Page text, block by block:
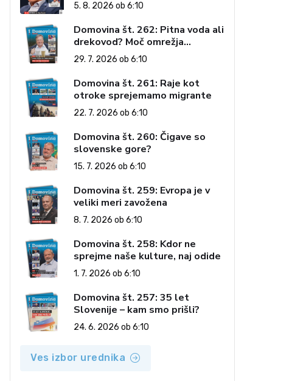
5. 8. 2026 ob 6:10
Domovina št. 262: Pitna voda ali
drekovod? Moč omrežja
interesov
29. 7. 2026 ob 6:10
Domovina št. 261: Raje kot
otroke sprejemamo migrante
22. 7. 2026 ob 6:10
Domovina št. 260: Čigave so
slovenske gore?
15. 7. 2026 ob 6:10
Domovina št. 259: Evropa je v
veliki meri zavožena
8. 7. 2026 ob 6:10
Domovina št. 258: Kdor ne
sprejme naše kulture, naj odide
1. 7. 2026 ob 6:10
Domovina št. 257: 35 let
Slovenije – kam smo prišli?
24. 6. 2026 ob 6:10
Ves izbor urednika